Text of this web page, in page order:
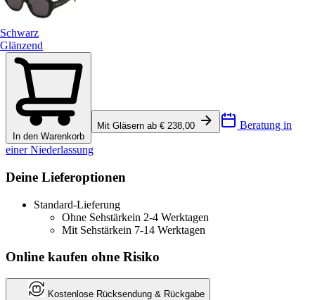
Schwarz
Glänzend
In den Warenkorb
Mit Gläsern ab € 238,00 Beratung in
einer Niederlassung
Deine Lieferoptionen
Standard-Lieferung
Ohne Sehstärkein 2-4 Werktagen
Mit Sehstärkein 7-14 Werktagen
Online kaufen ohne Risiko
Kostenlose Rücksendung & Rückgabe